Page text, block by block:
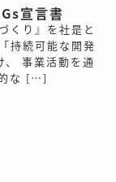
宣言書
くり』を社是と
持続可能な開発
、 事業活動を通
的な […]